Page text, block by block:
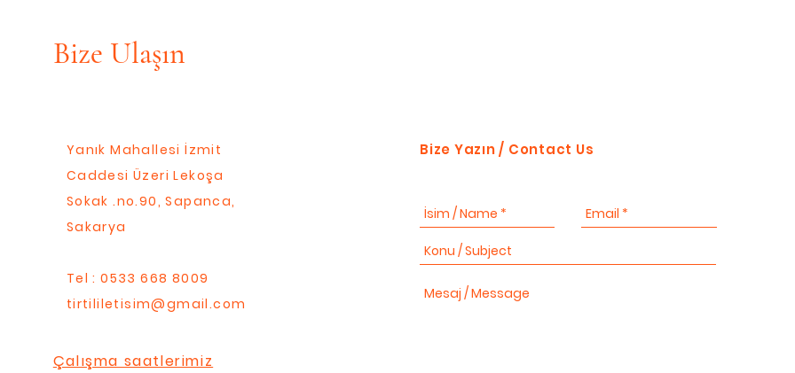
Bize Ulaşın
Yanık Mahallesi İzmit
Caddesi Üzeri Lekoşa
Sokak .no.90, Sapanca,
Sakarya
Tel : 0533 668 8009
tirtililetisim@gmail.com
Çalışma saatlerimiz
Bize Yazın / Contact Us